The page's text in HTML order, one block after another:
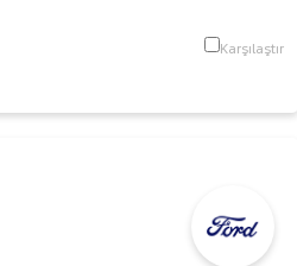
Karşılaştır